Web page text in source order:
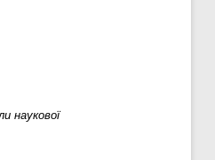
наукової